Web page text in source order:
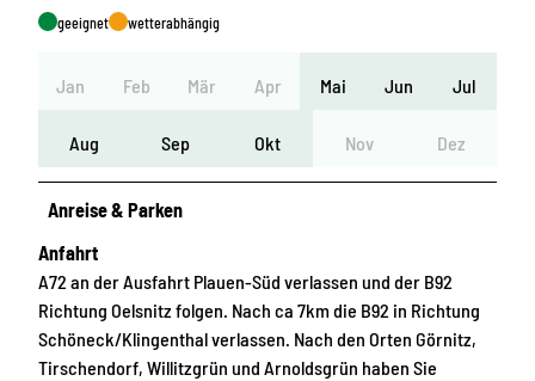
geeignet wetterabhängig
Jan Feb Mär Apr Mai Jun Jul
Aug Sep Okt Nov Dez
Anreise & Parken
Anfahrt
A72 an der Ausfahrt Plauen-Süd verlassen und der B92
Richtung Oelsnitz folgen. Nach ca 7km die B92 in Richtung
Schöneck/Klingenthal verlassen. Nach den Orten Görnitz,
Tirschendorf, Willitzgrün und Arnoldsgrün haben Sie